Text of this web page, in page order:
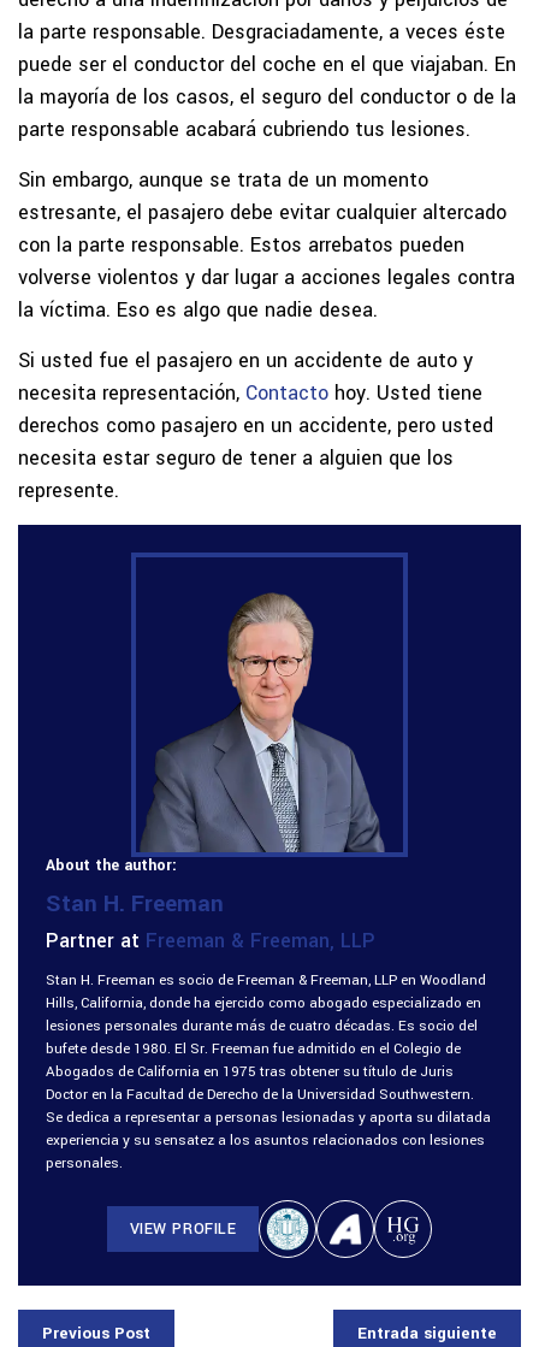
la parte responsable. Desgraciadamente, a veces éste
puede ser el conductor del coche en el que viajaban. En
la mayoría de los casos, el seguro del conductor o de la
parte responsable acabará cubriendo tus lesiones.
Sin embargo, aunque se trata de un momento
estresante, el pasajero debe evitar cualquier altercado
con la parte responsable. Estos arrebatos pueden
volverse violentos y dar lugar a acciones legales contra
la víctima. Eso es algo que nadie desea.
Si usted fue el pasajero en un accidente de auto y
necesita representación, Contacto hoy. Usted tiene
derechos como pasajero en un accidente, pero usted
necesita estar seguro de tener a alguien que los
represente.
About the author:
Stan H. Freeman
Partner at Freeman & Freeman, LLP
Stan H. Freeman es socio de Freeman & Freeman, LLP en Woodland
Hills, California, donde ha ejercido como abogado especializado en
lesiones personales durante más de cuatro décadas. Es socio del
bufete desde 1980. El Sr. Freeman fue admitido en el Colegio de
Abogados de California en 1975 tras obtener su título de Juris
Doctor en la Facultad de Derecho de la Universidad Southwestern.
Se dedica a representar a personas lesionadas y aporta su dilatada
experiencia y su sensatez a los asuntos relacionados con lesiones
personales.
VIEW PROFILE
Previous Post Entrada siguiente